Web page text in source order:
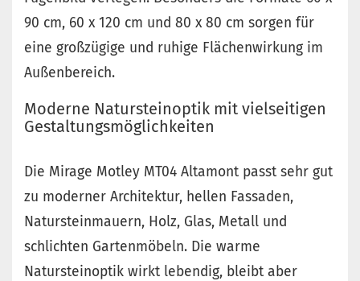
90 cm, 60 x 120 cm und 80 x 80 cm sorgen für
eine großzügige und ruhige Flächenwirkung im
Außenbereich.
Moderne Natursteinoptik mit vielseitigen
Gestaltungsmöglichkeiten
Die Mirage Motley MT04 Altamont passt sehr gut
zu moderner Architektur, hellen Fassaden,
Natursteinmauern, Holz, Glas, Metall und
schlichten Gartenmöbeln. Die warme
Natursteinoptik wirkt lebendig, bleibt aber